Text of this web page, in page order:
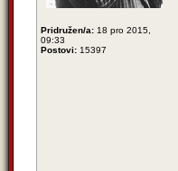
Pridružen/a: 18 pro 2015,
09:33
Postovi: 15397